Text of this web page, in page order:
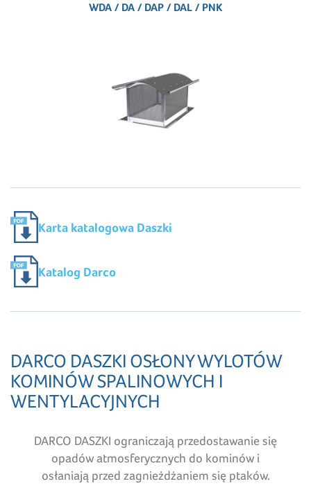
WDA / DA / DAP / DAL / PNK
Karta katalogowa Daszki
Katalog Darco
DARCO DASZKI OSŁONY WYLOTÓW
KOMINÓW SPALINOWYCH I
WENTYLACYJNYCH
DARCO DASZKI ograniczają przedostawanie się
opadów atmosferycznych do kominów i
osłaniają przed zagnieżdżaniem się ptaków.